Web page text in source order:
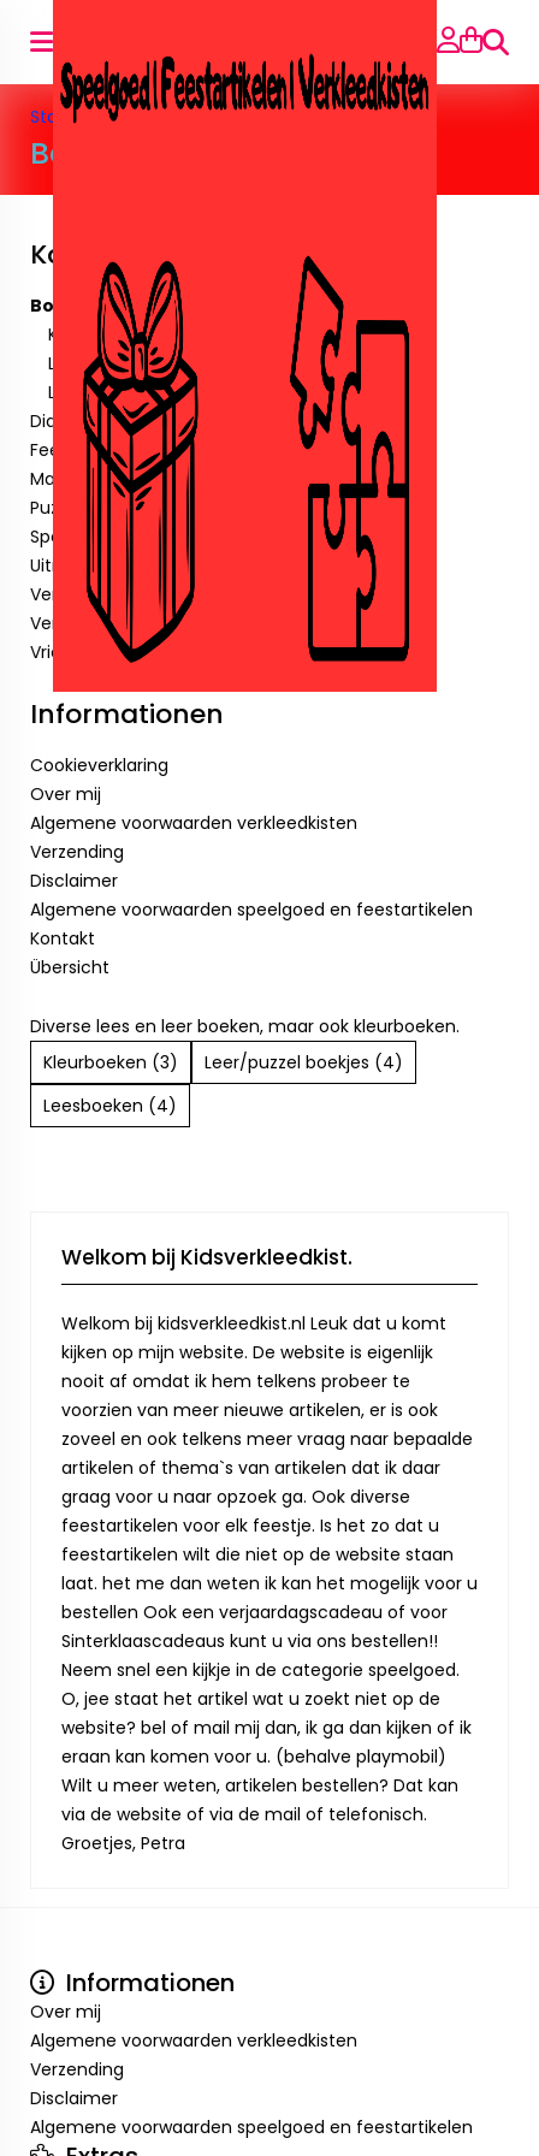
Suche
Startseite» Boeken
Boeken
Kategorien
Boeken
Kleurboeken
Leer/puzzel boekjes
Leesboeken
Diamant paintingen.
Feestartikelen
Maskers & Tattoos & Stickers.
Puzzels
Speelgoed
Uitnodigingen
Verjaardagskaarsjes
Verkleedkisten.
Vriendenboekjes
Informationen
Cookieverklaring
Over mij
Algemene voorwaarden verkleedkisten
Verzending
Disclaimer
Algemene voorwaarden speelgoed en feestartikelen
Kontakt
Übersicht
Diverse lees en leer boeken, maar ook kleurboeken.
Kleurboeken (3)
Leer/puzzel boekjes (4)
Leesboeken (4)
Welkom bij Kidsverkleedkist.
Welkom bij kidsverkleedkist.nl Leuk dat u komt
kijken op mijn website. De website is eigenlijk
nooit af omdat ik hem telkens probeer te
voorzien van meer nieuwe artikelen, er is ook
zoveel en ook telkens meer vraag naar bepaalde
artikelen of thema`s van artikelen dat ik daar
graag voor u naar opzoek ga. Ook diverse
feestartikelen voor elk feestje. Is het zo dat u
feestartikelen wilt die niet op de website staan
laat. het me dan weten ik kan het mogelijk voor u
bestellen Ook een verjaardagscadeau of voor
Sinterklaascadeaus kunt u via ons bestellen!!
Neem snel een kijkje in de categorie speelgoed.
O, jee staat het artikel wat u zoekt niet op de
website? bel of mail mij dan, ik ga dan kijken of ik
eraan kan komen voor u. (behalve playmobil)
Wilt u meer weten, artikelen bestellen? Dat kan
via de website of via de mail of telefonisch.
Groetjes, Petra
Informationen
Over mij
Algemene voorwaarden verkleedkisten
Verzending
Disclaimer
Algemene voorwaarden speelgoed en feestartikelen